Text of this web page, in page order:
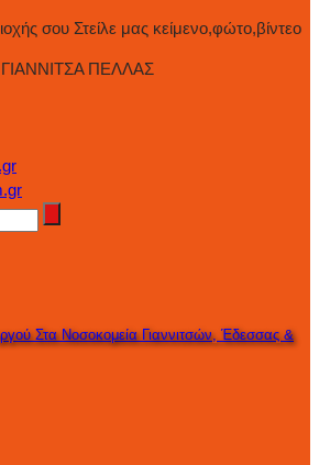
σου Στείλε μας κείμενο,φώτο,βίντεο
ΠΕΛΛΑΣ
Στα Νοσοκομεία Γιαννιτσών, Έδεσσας &